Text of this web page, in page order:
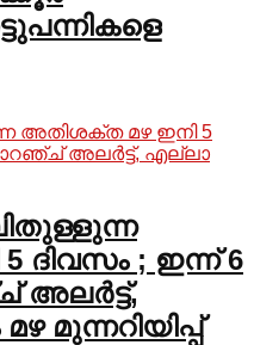
ദിവസം ; ഇന്ന് 6
അലർട്ട്,
മുന്നറിയിപ്പ്